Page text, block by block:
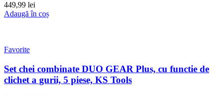
449,99 lei
Adaugă în coș
Favorite
Set chei combinate DUO GEAR Plus, cu functie de
clichet a gurii, 5 piese, KS Tools